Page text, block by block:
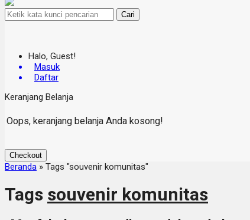
Cari
Halo, Guest!
Masuk
Daftar
Keranjang Belanja
Oops, keranjang belanja Anda kosong!
Checkout
Beranda » Tags "souvenir komunitas"
Tags souvenir komunitas